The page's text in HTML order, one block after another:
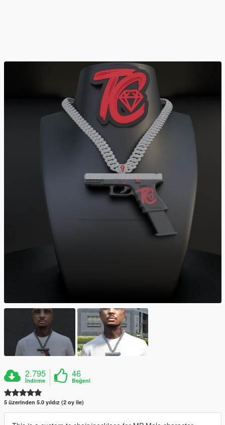
2.795
İndirme
46
Beğeni
5 üzerinden 5.0 yıldız (2 oy ile)